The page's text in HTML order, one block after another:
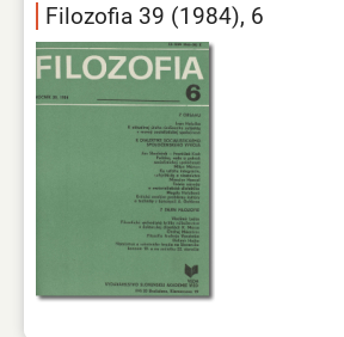
Filozofia 39 (1984), 6